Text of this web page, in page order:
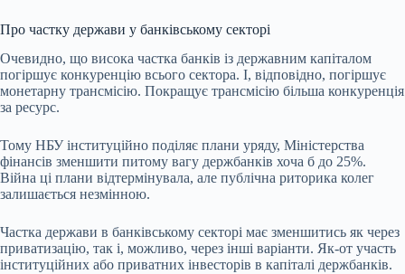
Про частку держави у банківському секторі
Очевидно, що висока частка банків із державним капіталом
погіршує конкуренцію всього сектора. І, відповідно, погіршує
монетарну трансмісію. Покращує трансмісію більша конкуренція
за ресурс.
Тому НБУ інституційно поділяє плани уряду, Міністерства
фінансів зменшити питому вагу держбанків хоча б до 25%.
Війна ці плани відтермінувала, але публічна риторика колег
залишається незмінною.
Частка держави в банківському секторі має зменшитись як через
приватизацію, так і, можливо, через інші варіанти. Як-от участь
інституційних або приватних інвесторів в капіталі держбанків.